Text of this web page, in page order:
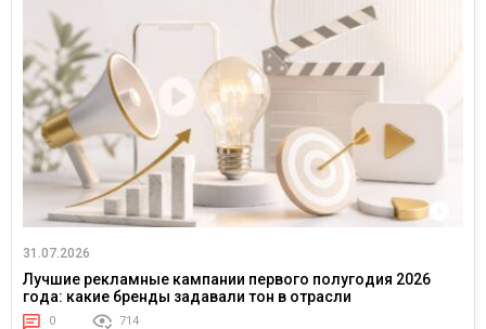
31.07.2026
Лучшие рекламные кампании первого полугодия 2026
года: какие бренды задавали тон в отрасли
0 714